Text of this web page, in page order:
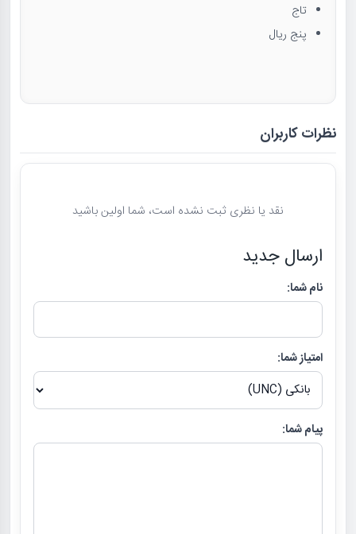
تاج
پنج ریال
نظرات کاربران
نقد یا نظری ثبت نشده است، شما اولین باشید
ارسال جدید
نام شما:
امتیاز شما:
پیام شما: